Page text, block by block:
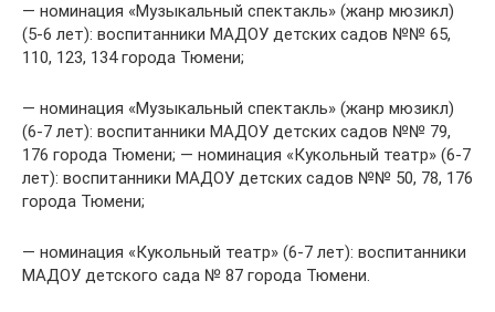
— номинация «Музыкальный спектакль» (жанр мюзикл)
(5-6 лет): воспитанники МАДОУ детских садов №№ 65,
110, 123, 134 города Тюмени;
— номинация «Музыкальный спектакль» (жанр мюзикл)
(6-7 лет): воспитанники МАДОУ детских садов №№ 79,
176 города Тюмени; — номинация «Кукольный театр» (6-7
лет): воспитанники МАДОУ детских садов №№ 50, 78, 176
города Тюмени;
— номинация «Кукольный театр» (6-7 лет): воспитанники
МАДОУ детского сада № 87 города Тюмени.